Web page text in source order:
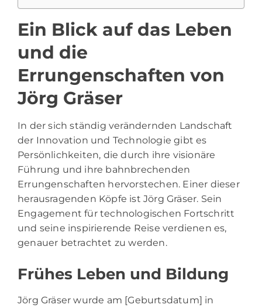
Ein Blick auf das Leben
und die
Errungenschaften von
Jörg Gräser
In der sich ständig verändernden Landschaft
der Innovation und Technologie gibt es
Persönlichkeiten, die durch ihre visionäre
Führung und ihre bahnbrechenden
Errungenschaften hervorstechen. Einer dieser
herausragenden Köpfe ist Jörg Gräser. Sein
Engagement für technologischen Fortschritt
und seine inspirierende Reise verdienen es,
genauer betrachtet zu werden.
Frühes Leben und Bildung
Jörg Gräser wurde am [Geburtsdatum] in